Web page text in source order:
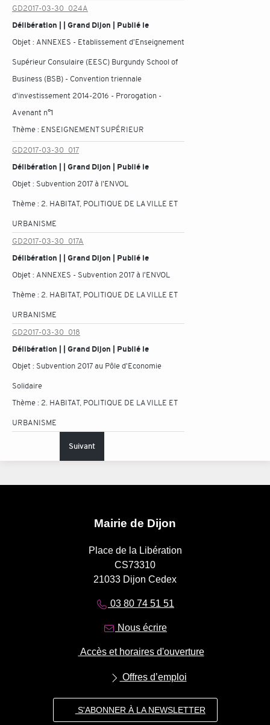
GD2017-03-30_024A
Délibération | | Grand Dijon | Publié le
Objet : ANNEXES - Etablissement d'Enseignement
Supérieur Consulaire (EESC) Burgundy School of
Business (BSB) - Convention triennale
d'investissement 2014-2016 - Prorogation -
Avenant n°1
Thème : ENSEIGNEMENT SUPÉRIEUR
GD2017-03-30_017
Délibération | | Grand Dijon | Publié le
Objet : Subvention 2017 à l'ENVOL
Thème : 2. HABITAT, POLITIQUE DE LA VILLE ET
URBANISME
GD2017-03-30_017A
Délibération | | Grand Dijon | Publié le
Objet : ANNEXES - Subvention 2017 à l'ENVOL
Thème : 2. HABITAT, POLITIQUE DE LA VILLE ET
URBANISME
GD2017-03-30_018
Délibération | | Grand Dijon | Publié le
Objet : Subvention 2017 au Pôle d'Economie
Solidaire
Thème : 2. HABITAT, POLITIQUE DE LA VILLE ET
URBANISME
Suivant
Mairie de Dijon
Place de la Libération
CS73310
21033 Dijon Cedex
03 80 74 51 51
Nous écrire
Accès et horaires d'ouverture
Offres d’emploi
S'ABONNER À LA NEWSLETTER